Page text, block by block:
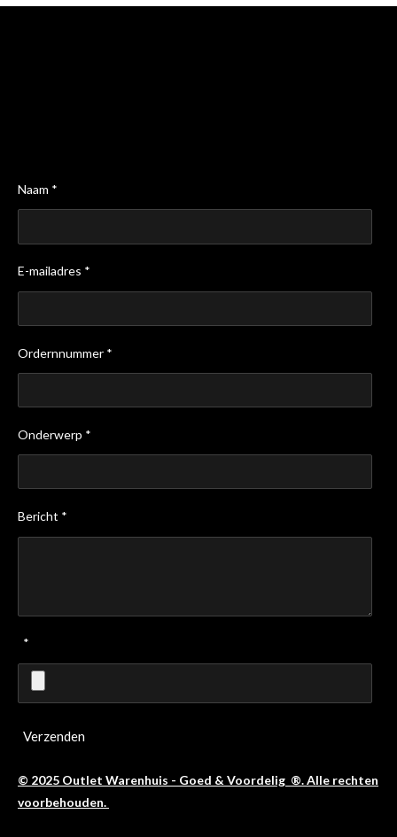
Naam *
E-mailadres *
Ordernnummer *
Onderwerp *
Bericht *
*
Verzenden
© 2025 Outlet Warenhuis - Goed & Voordelig ®. Alle rechten
voorbehouden.